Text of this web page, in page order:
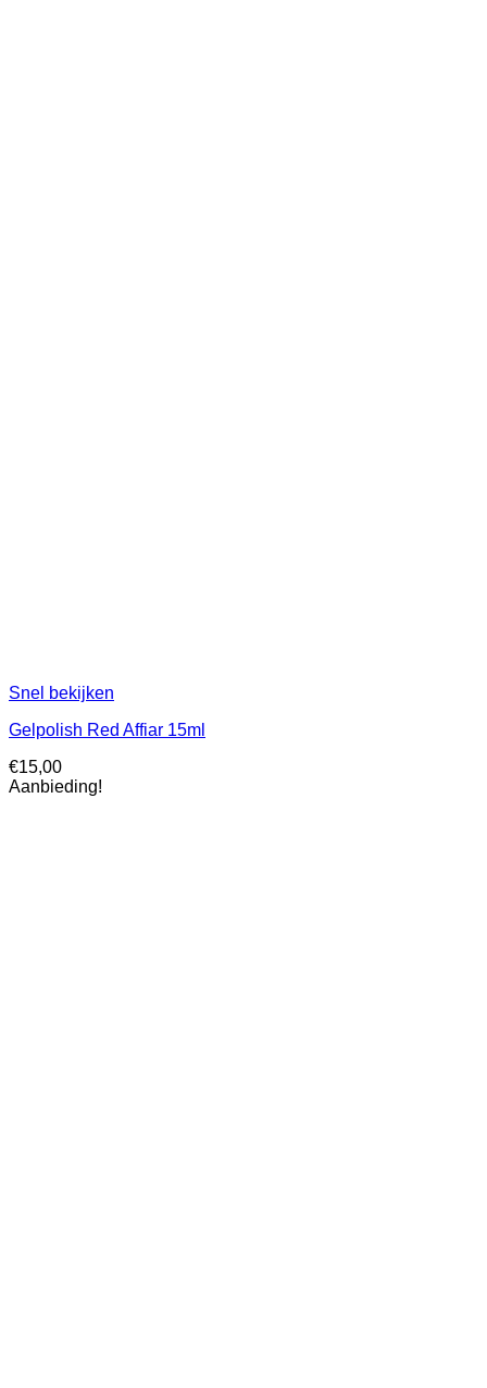
Snel bekijken
Gelpolish Red Affiar 15ml
€15,00
Aanbieding!